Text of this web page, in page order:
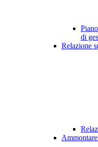
di
Relazione